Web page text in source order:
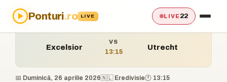
Ponturi.ro LIVE LIVE22
Acasă›Ponturi›Excelsior vs Utrecht
Excelsior
VS
13:15
Utrecht
📅 Duminică, 26 aprilie 2026🇳🇱 Eredivisie🕐 13:15